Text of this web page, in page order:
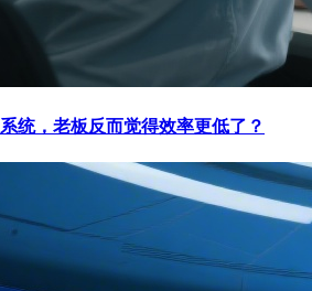
统，老板反而觉得效率更低了？